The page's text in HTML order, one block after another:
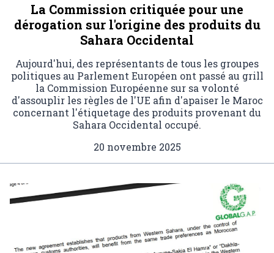
La Commission critiquée pour une
dérogation sur l'origine des produits du
Sahara Occidental
Aujourd'hui, des représentants de tous les groupes
politiques au Parlement Européen ont passé au grill
la Commission Européenne sur sa volonté
d'assouplir les règles de l'UE afin d'apaiser le Maroc
concernant l'étiquetage des produits provenant du
Sahara Occidental occupé.
20 novembre 2025